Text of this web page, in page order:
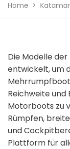
Home
Die Modelle
entwickelt, um
Reichweite
Motorboots zu
Rümpfen,
und
Plattform für